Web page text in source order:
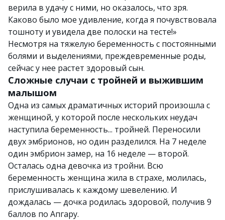
верила в удачу с ними, но оказалось, что зря.
Каково было мое удивление, когда я почувствовала
тошноту и увидела две полоски на тесте!»
Несмотря на тяжелую беременность с постоянными
болями и выделениями, преждевременные роды,
сейчас у нее растет здоровый сын.
Сложные случаи с тройней и выжившим
малышом
Одна из самых драматичных историй произошла с
женщиной, у которой после нескольких неудач
наступила беременность... тройней. Переносили
двух эмбрионов, но один разделился. На 7 неделе
один эмбрион замер, на 16 неделе — второй.
Осталась одна девочка из тройни. Всю
беременность женщина жила в страхе, молилась,
прислушивалась к каждому шевелению. И
дождалась — дочка родилась здоровой, получив 9
баллов по Апгару.